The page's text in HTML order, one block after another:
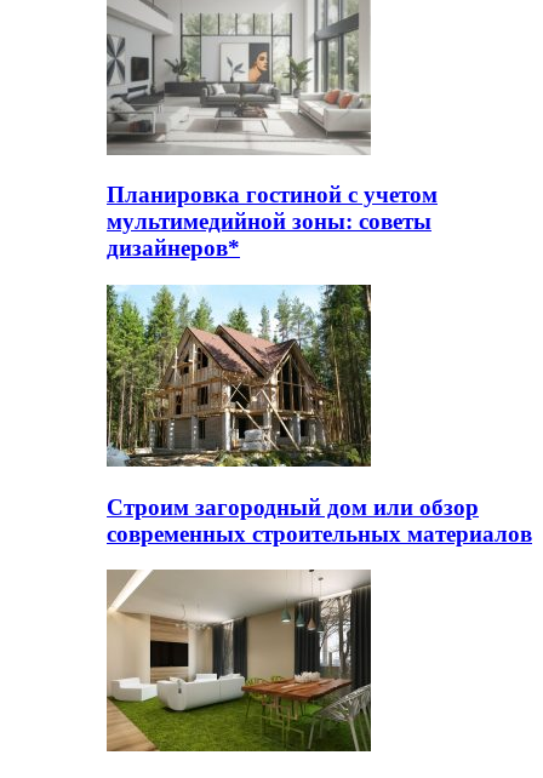
Планировка гостиной с учетом
мультимедийной зоны: советы
дизайнеров*
Строим загородный дом или обзор
современных строительных материалов